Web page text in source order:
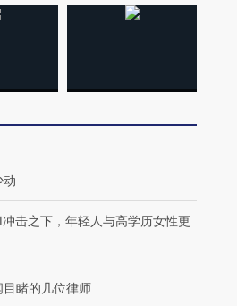
动
冲击之下，年轻人与高学历女性更
目睹的几位律师